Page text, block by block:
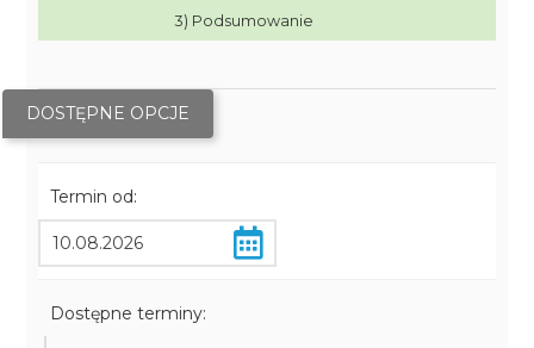
3) Podsumowanie
DOSTĘPNE OPCJE
Termin od:
Dostępne terminy: